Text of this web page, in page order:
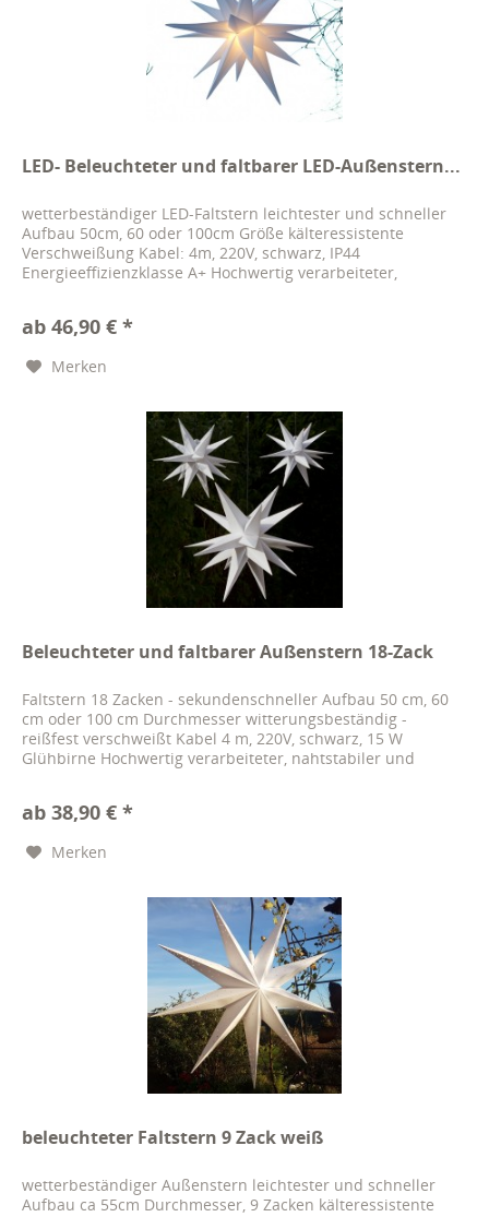
LED- Beleuchteter und faltbarer LED-Außenstern...
wetterbeständiger LED-Faltstern leichtester und schneller
Aufbau 50cm, 60 oder 100cm Größe kälteressistente
Verschweißung Kabel: 4m, 220V, schwarz, IP44
Energieeffizienzklasse A+ Hochwertig verarbeiteter,
ab 46,90 € *
Merken
Beleuchteter und faltbarer Außenstern 18-Zack
Faltstern 18 Zacken - sekundenschneller Aufbau 50 cm, 60
cm oder 100 cm Durchmesser witterungsbeständig -
reißfest verschweißt Kabel 4 m, 220V, schwarz, 15 W
Glühbirne Hochwertig verarbeiteter, nahtstabiler und
ab 38,90 € *
Merken
beleuchteter Faltstern 9 Zack weiß
wetterbeständiger Außenstern leichtester und schneller
Aufbau ca 55cm Durchmesser, 9 Zacken kälteressistente